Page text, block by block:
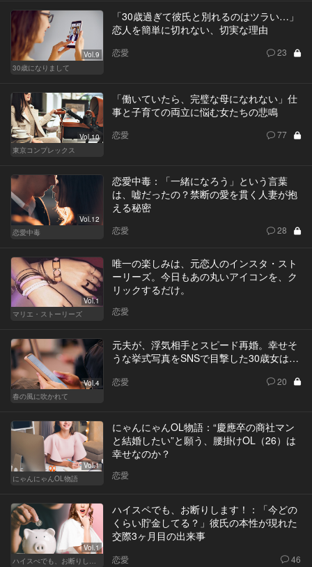
Vol.9
30歳になりまして
「30歳過ぎて彼氏と別れるのはツラい…」
恋人を簡単に切れない、切実な理由
恋愛 23
Vol.10
東京コンプレックス
「働いていたら、完璧な母になれない」仕
事と子育ての両立に悩む女たちの悲鳴
恋愛 77
Vol.12
恋愛中毒
恋愛中毒：「一緒になろう」という言葉
は、嘘だったの？禁断の愛を貫く人妻が抱
える秘密
恋愛 28
Vol.1
マリエ・ストーリーズ
唯一の楽しみは、元恋人のインスタ・スト
ーリーズ。今日もあの丸いアイコンを、ク
リックするだけ。
恋愛
Vol.4
春の風に吹かれて
元夫が、浮気相手とスピード再婚。幸せそ
うな挙式写真をSNSで目撃した30歳女は…
恋愛 20
Vol.1
にゃんにゃんOL物語
にゃんにゃんOL物語：“慶應卒の商社マン
と結婚したい”と願う、腰掛けOL（26）は
幸せなのか？
恋愛
Vol.1
ハイスぺでも、お断りします！
ハイスペでも、お断りします！：「今どの
くらい貯金してる？」彼氏の本性が現れた
交際3ヶ月目の出来事
恋愛 46